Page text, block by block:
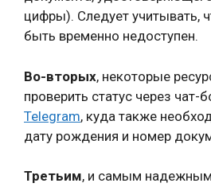
цифры). Следует учитывать,
быть временно недоступен.
Во-вторых, некоторые
проверить статус через чат-
Telegram, куда также
дату рождения и номер
Третьим, и самым